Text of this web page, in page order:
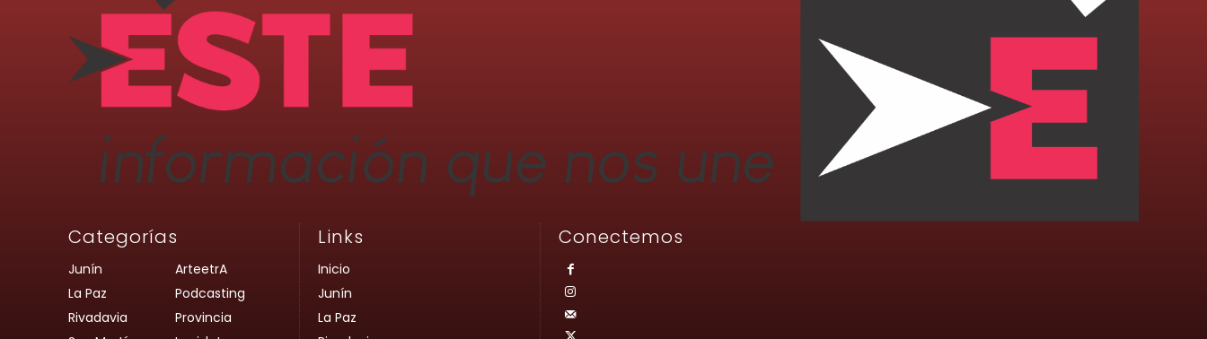
Categorías
Junín
La Paz
Rivadavia
ArteetrA
Podcasting
Provincia
Links
Inicio
Junín
La Paz
Conectemos